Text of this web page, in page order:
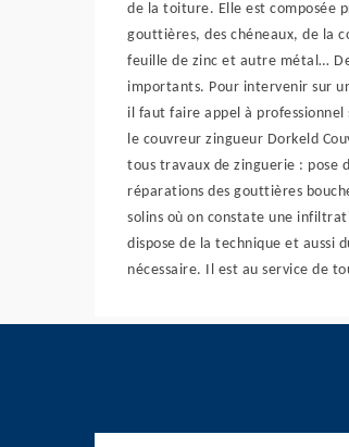
de la toiture. Elle est composée
gouttières, des chéneaux, de la
feuille de zinc et autre métal…
importants. Pour intervenir sur
il faut faire appel à professionnel
le couvreur zingueur Dorkeld
tous travaux de zinguerie : pose
réparations des gouttières
solins où on constate une
dispose de la technique et aussi
nécessaire. Il est au service de